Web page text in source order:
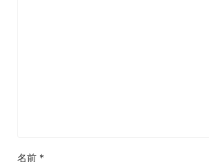
名前 *